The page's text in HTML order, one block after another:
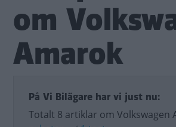
om
Amarok
På Vi Bilägare har vi just nu:
Totalt 8 artiklar om Volkswagen